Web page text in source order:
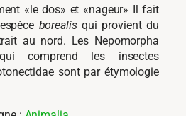
«le dos» et «nageur» Il fait
borealisqui provient du
au nord. Les Nepomorpha
comprend les insectes
sont par étymologie